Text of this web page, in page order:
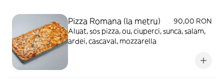
Pizza Romana (la metru)
90,00 RON
Aluat, sos pizza, ou, ciuperci, sunca, salam,
ardei, cascaval, mozzarella